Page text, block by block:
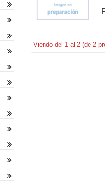
Viendo del 1 al 2 (de 2